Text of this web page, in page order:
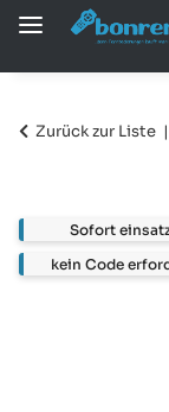
Zurück zur Liste